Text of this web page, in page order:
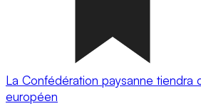
La Confédération paysanne tiendra
européen